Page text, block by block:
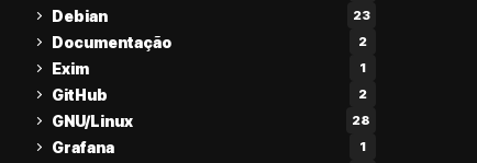
Debian 23
Documentação 2
Exim 1
GitHub 2
GNU/Linux 28
Grafana 1